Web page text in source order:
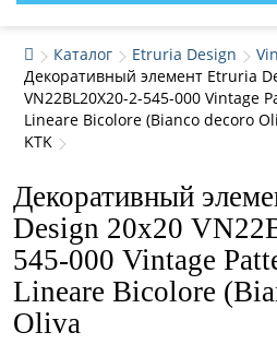
Каталог Etruria Design
Декоративный элемент Etruria
VN22BL20X20-2-545-000 Vintage
Lineare Bicolore (Bianco decoro
KTK
Декоративный
Design 20x20
545-000 Vintage
Lineare Bicolore
Oliva